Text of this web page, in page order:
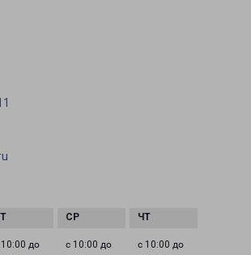
10:00 до
с 10:00 до
с 10:00 до